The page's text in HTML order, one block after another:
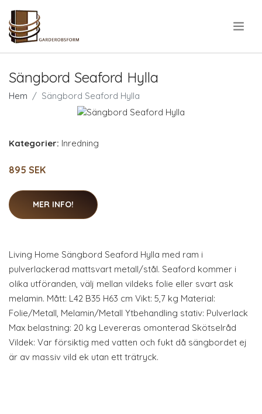
Sängbord Seaford Hylla
Hem Sängbord Seaford Hylla
Kategorier: Inredning
895 SEK
MER INFO!
Living Home Sängbord Seaford Hylla med ram i
pulverlackerad mattsvart metall/stål. Seaford kommer i
olika utföranden, välj mellan vildeks folie eller svart ask
melamin. Mått: L42 B35 H63 cm Vikt: 5,7 kg Material:
Folie/Metall, Melamin/Metall Ytbehandling stativ: Pulverlack
Max belastning: 20 kg Levereras omonterad Skötselråd
Vildek: Var försiktig med vatten och fukt då sängbordet ej
är av massiv vild ek utan ett trätryck.